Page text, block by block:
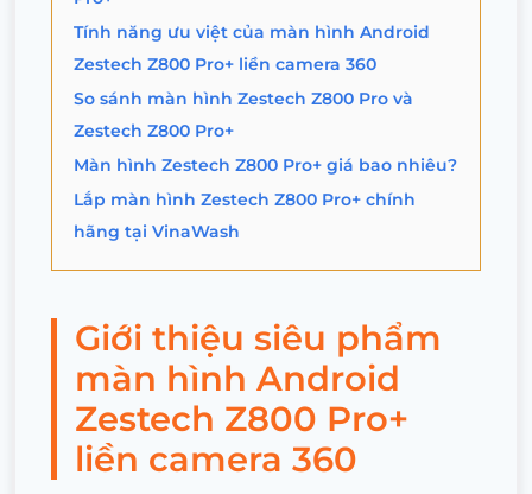
Tính năng ưu việt của màn hình Android
Zestech Z800 Pro+ liền camera 360
So sánh màn hình Zestech Z800 Pro và
Zestech Z800 Pro+
Màn hình Zestech Z800 Pro+ giá bao nhiêu?
Lắp màn hình Zestech Z800 Pro+ chính
hãng tại VinaWash
Giới thiệu siêu phẩm
màn hình Android
Zestech Z800 Pro+
liền camera 360